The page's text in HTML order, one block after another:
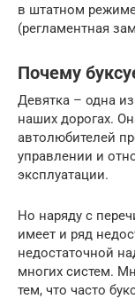
в штатном
(регламентная
Почему
Девятка – одна
наших дорогах.
автолюбителей
управлении и
эксплуатации.
Но наряду с
имеет и ряд
недостаточной
многих систем.
тем, что часто